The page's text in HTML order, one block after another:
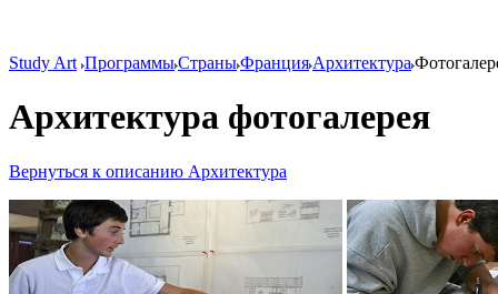
Study Art ПрограммыСтраныФранция Архитектура
Архитектура фотогалерея
Вернуться к описанию Архитектура